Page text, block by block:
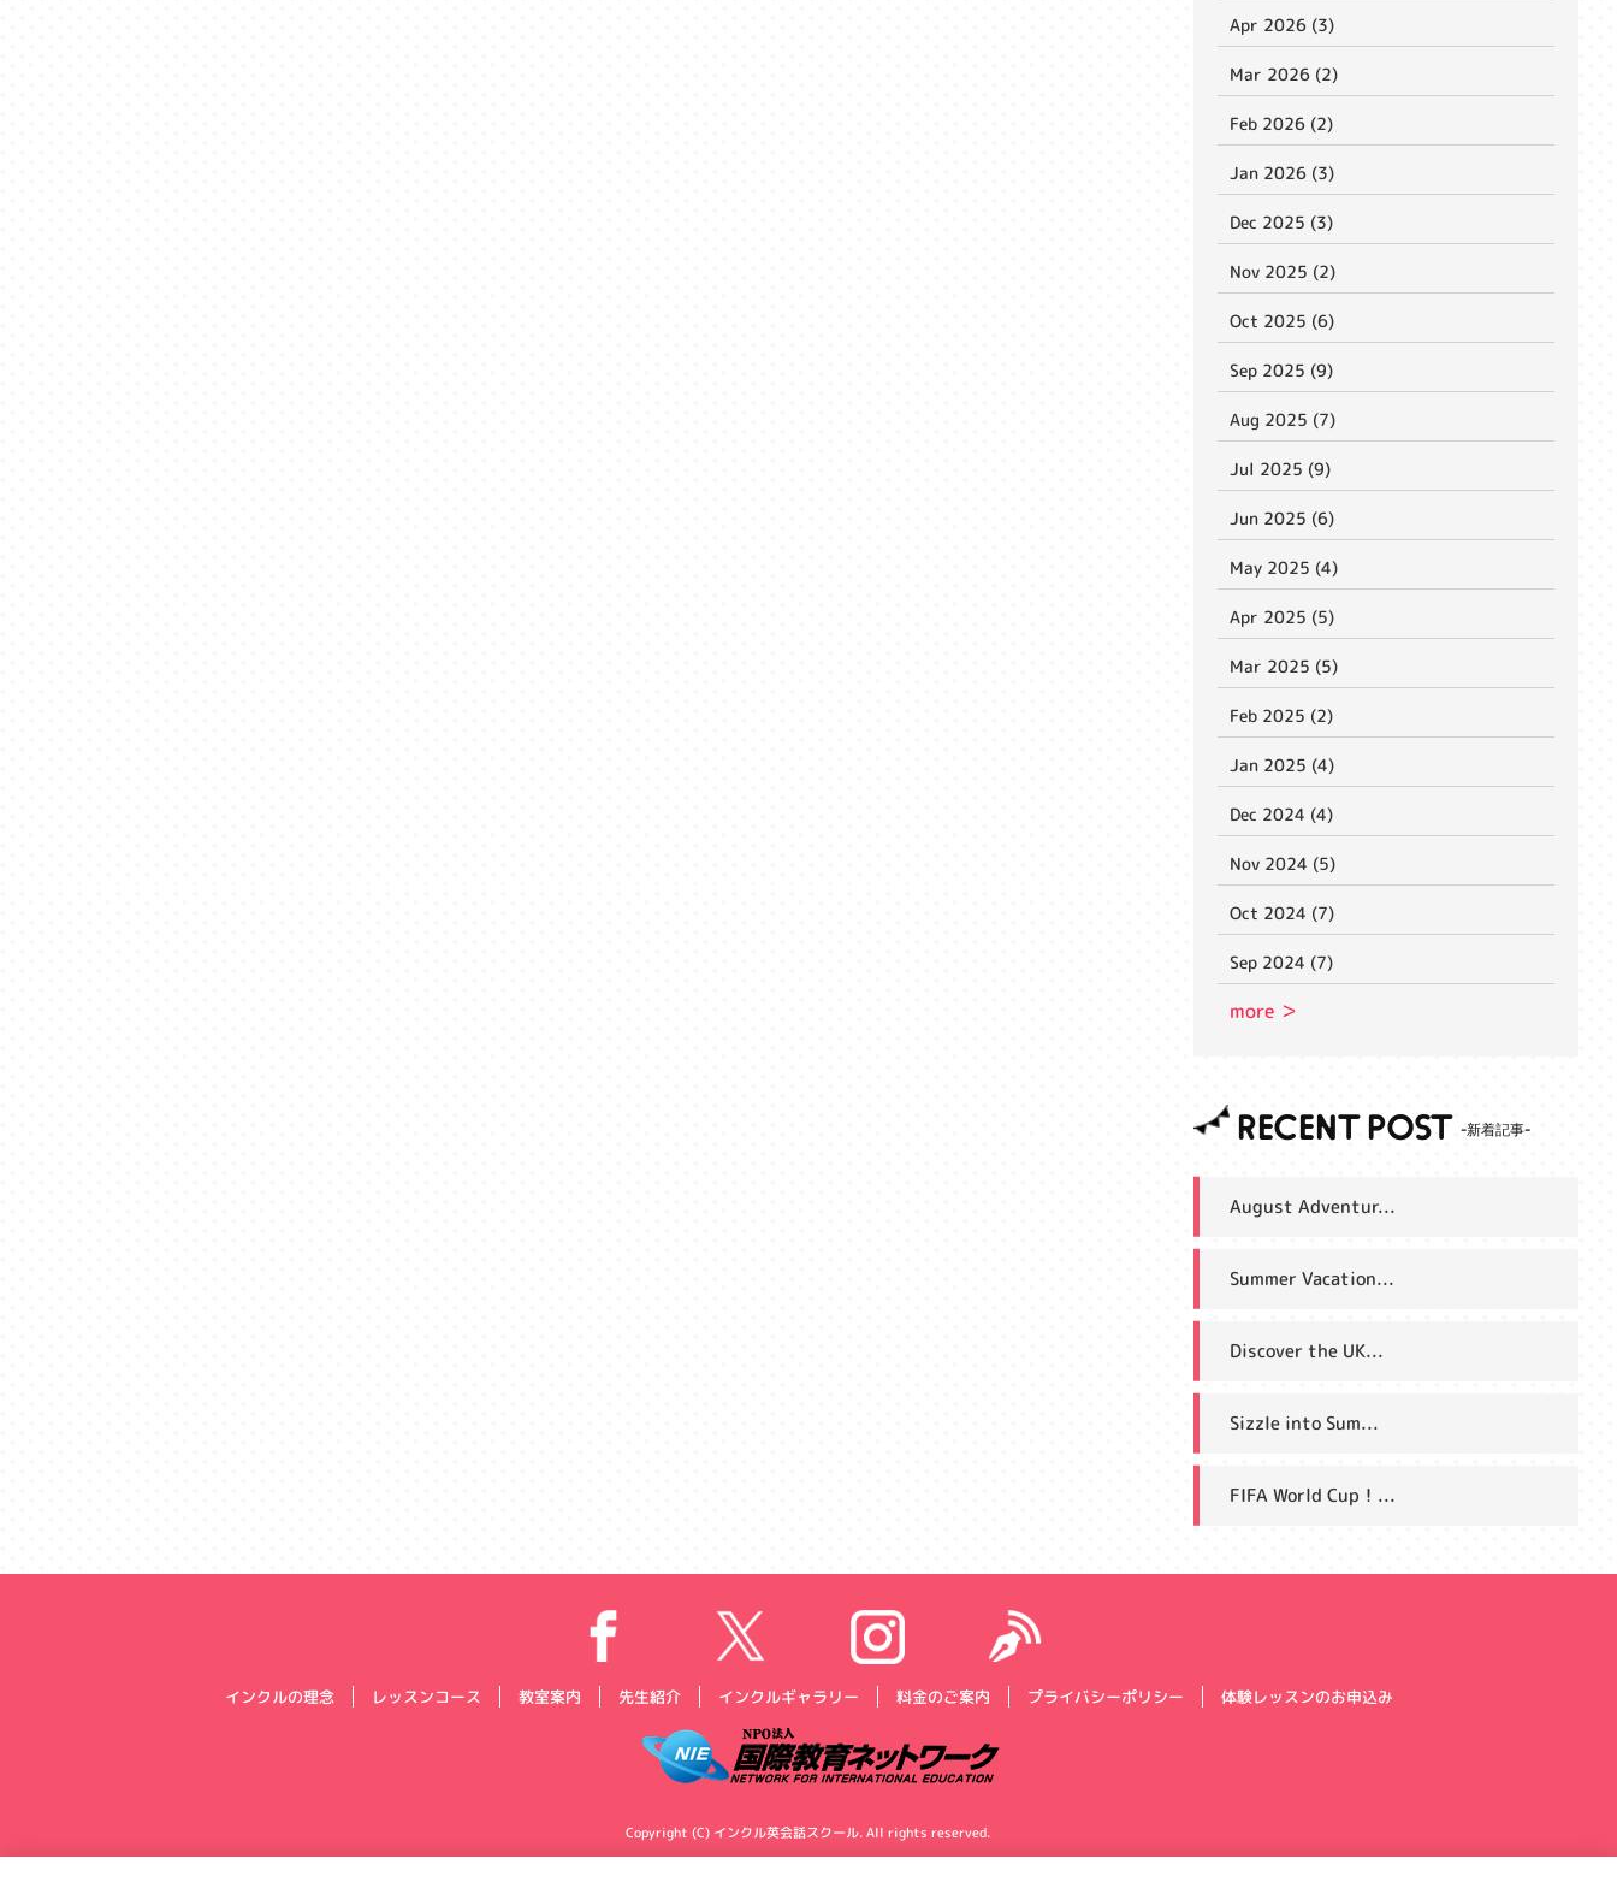
Apr 2026 (3)
Mar 2026 (2)
Feb 2026 (2)
Jan 2026 (3)
Dec 2025 (3)
Nov 2025 (2)
Oct 2025 (6)
Sep 2025 (9)
Aug 2025 (7)
Jul 2025 (9)
Jun 2025 (6)
May 2025 (4)
Apr 2025 (5)
Mar 2025 (5)
Feb 2025 (2)
Jan 2025 (4)
Dec 2024 (4)
Nov 2024 (5)
Oct 2024 (7)
Sep 2024 (7)
more ＞
RECENT POST
August Adventur...
Summer Vacation...
Discover the UK...
Sizzle into Sum...
FIFA World Cup！...
インクルの理念 レッスンコース 教室案内 先生紹介 インクルギャラリー 料金のご案内 プライバシーポリシー 体験レッスンのお申込み
Copyright (C) インクル英会話スクール. All rights reserved.